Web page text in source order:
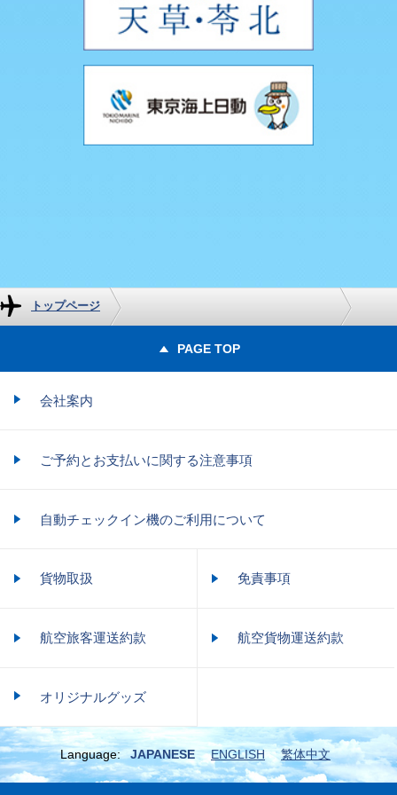
トップページ
PAGE TOP
会社案内
ご予約とお支払いに関する注意事項
自動チェックイン機のご利用について
貨物取扱 免責事項
航空旅客運送約款 航空貨物運送約款
オリジナルグッズ
Language: JAPANESE ENGLISH 繁体中文